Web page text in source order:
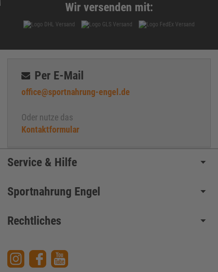
Wir versenden mit:
Per E-Mail
office@sportnahrung-engel.de
Oder nutze das
Kontaktformular
Service & Hilfe
Sportnahrung Engel
Rechtliches